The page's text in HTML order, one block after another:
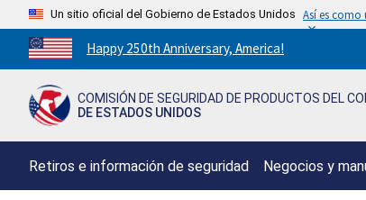
Un sitio oficial del Gobierno de Estados Unidos Así es como
Countdown
to
America's
250th
Happy 250th Anniversary, America!
COMISIÓN DE SEGURIDAD DE PRODUCTOS DEL
DE ESTADOS UNIDOS
Retiros e información de seguridad Negocios y